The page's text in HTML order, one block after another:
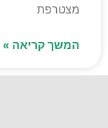
מצטרפת
המשך קריאה »